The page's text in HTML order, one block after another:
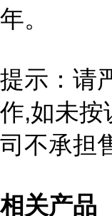
年。
提示：请
作,如未按
司不承担
相关产品